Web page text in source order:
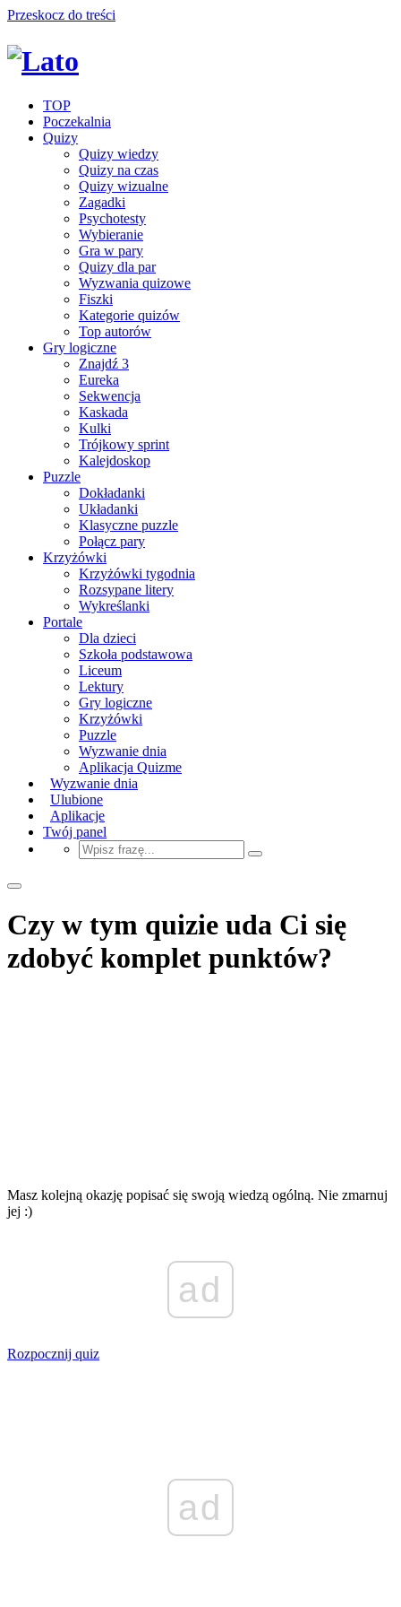
Przeskocz do treści
TOP
Poczekalnia
Quizy
Quizy wiedzy
Quizy na czas
Quizy wizualne
Zagadki
Psychotesty
Wybieranie
Gra w pary
Quizy dla par
Wyzwania quizowe
Fiszki
Kategorie quizów
Top autorów
Gry logiczne
Znajdź 3
Eureka
Sekwencja
Kaskada
Kulki
Trójkowy sprint
Kalejdoskop
Puzzle
Dokładanki
Układanki
Klasyczne puzzle
Połącz pary
Krzyżówki
Krzyżówki tygodnia
Rozsypane litery
Wykreślanki
Portale
Dla dzieci
Szkoła podstawowa
Liceum
Lektury
Gry logiczne
Krzyżówki
Puzzle
Wyzwanie dnia
Aplikacja Quizme
Wyzwanie dnia
Ulubione
Aplikacje
Twój panel
Czy w tym quizie uda Ci się
zdobyć komplet punktów?
Masz kolejną okazję popisać się swoją wiedzą ogólną. Nie zmarnuj
jej :)
ad
Rozpocznij quiz
ad